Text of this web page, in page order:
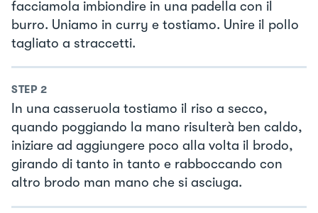
facciamola imbiondire in una padella con il
burro. Uniamo in curry e tostiamo. Unire il pollo
tagliato a straccetti.
STEP 2
In una casseruola tostiamo il riso a secco,
quando poggiando la mano risulterà ben caldo,
iniziare ad aggiungere poco alla volta il brodo,
girando di tanto in tanto e rabboccando con
altro brodo man mano che si asciuga.